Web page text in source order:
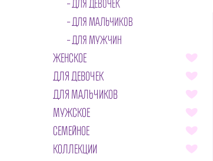
ДЛЯ ДЕВОЧЕК
ДЛЯ МАЛЬЧИКОВ
ДЛЯ МУЖЧИН
ЖЕНСКОЕ
ДЛЯ ДЕВОЧЕК
ДЛЯ МАЛЬЧИКОВ
МУЖСКОЕ
СЕМЕЙНОЕ
КОЛЛЕКЦИИ